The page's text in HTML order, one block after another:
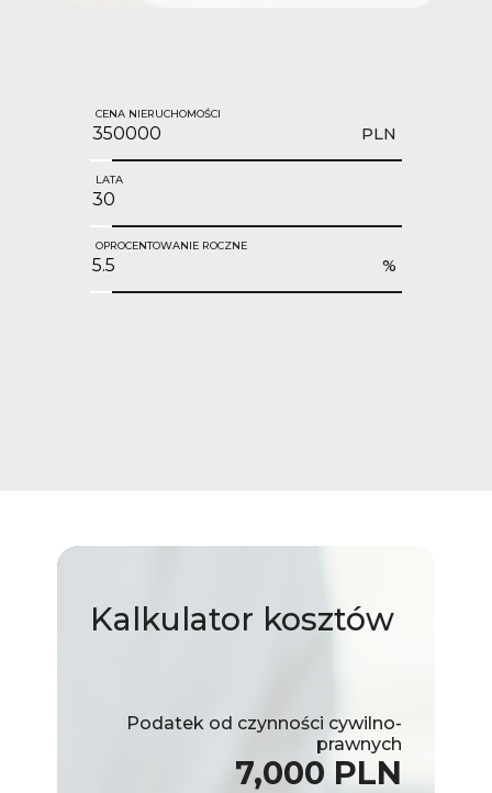
CENA NIERUCHOMOŚCI
PLN
LATA
OPROCENTOWANIE ROCZNE
%
Kalkulator kosztów
Podatek od czynności cywilno-
prawnych
7,000 PLN